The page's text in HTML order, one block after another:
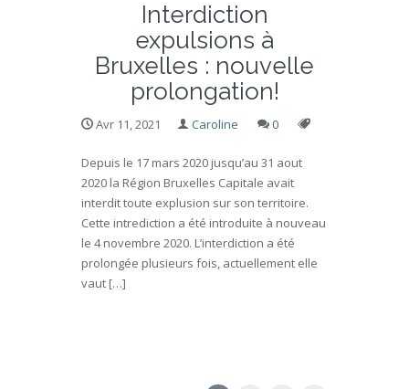
Interdiction
expulsions à
Bruxelles : nouvelle
prolongation!
Avr 11, 2021 Caroline 0
Depuis le 17 mars 2020 jusqu’au 31 aout
2020 la Région Bruxelles Capitale avait
interdit toute explusion sur son territoire.
Cette intrediction a été introduite à nouveau
le 4 novembre 2020. L’interdiction a été
prolongée plusieurs fois, actuellement elle
vaut […]